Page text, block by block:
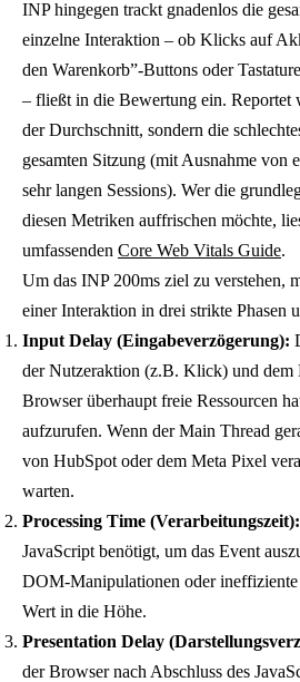
INP hingegen trackt gnadenlos die
einzelne Interaktion – ob Klicks auf
den Warenkorb”-Buttons oder
– fließt in die Bewertung ein. Reportet
der Durchschnitt, sondern die
gesamten Sitzung (mit Ausnahme von
sehr langen Sessions). Wer die
diesen Metriken auffrischen möchte,
umfassenden Core Web Vitals Guide.
Um das INP 200ms ziel zu verstehen,
einer Interaktion in drei strikte Phasen
Input Delay (Eingabeverzögerung):
der Nutzeraktion (z.B. Klick) und dem
Browser überhaupt freie Ressourcen
aufzurufen. Wenn der Main Thread
von HubSpot oder dem Meta Pixel
warten.
Processing Time (Verarbeitungszeit):
JavaScript benötigt, um das Event
DOM-Manipulationen oder ineffiziente
Wert in die Höhe.
Presentation Delay
der Browser nach Abschluss des